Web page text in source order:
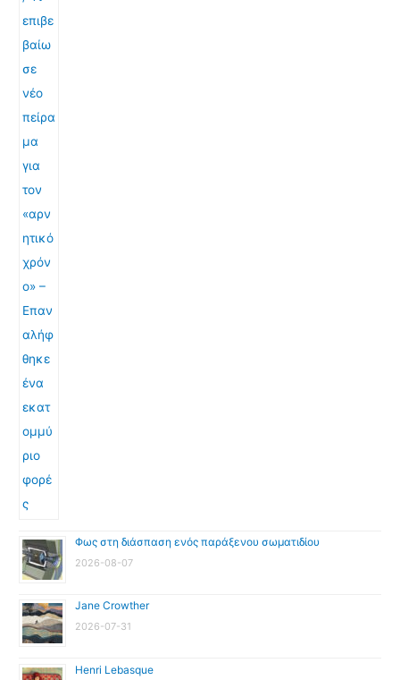
Φως στη διάσπαση ενός παράξενου σωματιδίου
2026-08-07
Jane Crowther
2026-07-31
Henri Lebasque